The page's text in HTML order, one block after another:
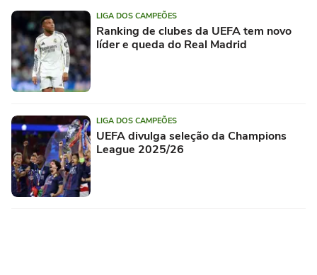
LIGA DOS CAMPEÕES
Ranking de clubes da UEFA tem novo
líder e queda do Real Madrid
LIGA DOS CAMPEÕES
UEFA divulga seleção da Champions
League 2025/26